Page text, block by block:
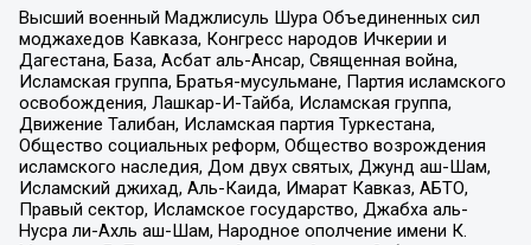
Высший военный Маджлисуль Шура Объединенных сил
моджахедов Кавказа, Конгресс народов Ичкерии и
Дагестана, База, Асбат аль-Ансар, Священная война,
Исламская группа, Братья-мусульмане, Партия исламского
освобождения, Лашкар-И-Тайба, Исламская группа,
Движение Талибан, Исламская партия Туркестана,
Общество социальных реформ, Общество возрождения
исламского наследия, Дом двух святых, Джунд аш-Шам,
Исламский джихад, Аль-Каида, Имарат Кавказ, АБТО,
Правый сектор, Исламское государство, Джабха аль-
Нусра ли-Ахль аш-Шам, Народное ополчение имени К.